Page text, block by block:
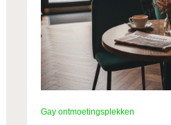
Gay ontmoetingsplekken